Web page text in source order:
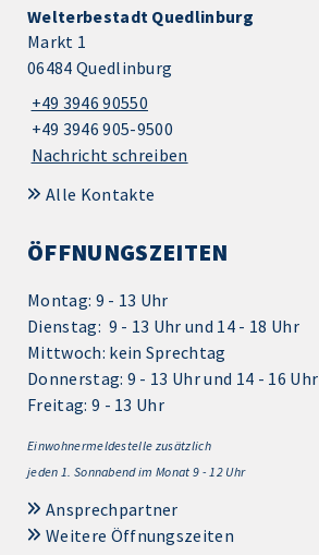
Welterbestadt Quedlinburg
Markt 1
06484 Quedlinburg
+49 3946 90550
+49 3946 905-9500
Nachricht schreiben
Alle Kontakte
ÖFFNUNGSZEITEN
Montag: 9 - 13 Uhr
Dienstag: 9 - 13 Uhr und 14 - 18 Uhr
Mittwoch: kein Sprechtag
Donnerstag: 9 - 13 Uhr und 14 - 16 Uhr
Freitag: 9 - 13 Uhr
Einwohnermeldestelle zusätzlich
jeden 1. Sonnabend im Monat 9 - 12 Uhr
Ansprechpartner
Weitere Öffnungszeiten